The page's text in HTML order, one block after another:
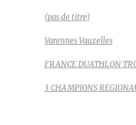
(pas de titre)
Varennes Vauzelles
FRANCE DUATHLON
3 CHAMPIONS